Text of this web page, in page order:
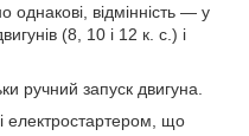
відмінність — у
(8, 10 і 12 к. с.) і
ручний запуск двигуна.
електростартером, що